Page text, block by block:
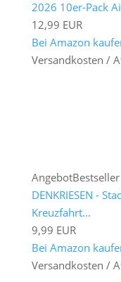
2026 10er-Pack
12,99 EUR
Bei Amazon
Versandkosten /
Angebot
DENKRIESEN -
Kreuzfahrt...
9,99 EUR
Bei Amazon
Versandkosten /